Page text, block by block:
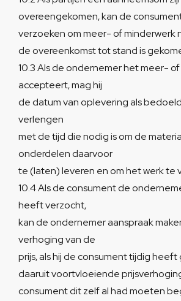
overeengekomen, kan de
verzoeken om meer- of minderwerk
de overeenkomst tot stand is
10.3 Als de ondernemer het meer-
accepteert, mag hij
de datum van oplevering als
verlengen
met de tijd die nodig is om de
onderdelen daarvoor
te (laten) leveren en om het werk te
10.4 Als de consument de
heeft verzocht,
kan de ondernemer aanspraak
verhoging van de
prijs, als hij de consument tijdig
daaruit voortvloeiende
consument dit zelf al had moeten